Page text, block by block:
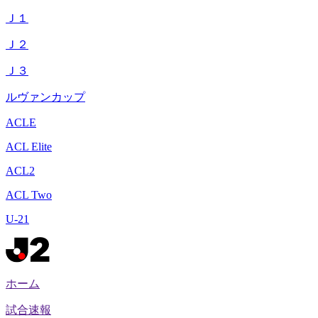
Ｊ１
Ｊ２
Ｊ３
ルヴァンカップ
ACLE
ACL Elite
ACL2
ACL Two
U-21
ホーム
試合速報